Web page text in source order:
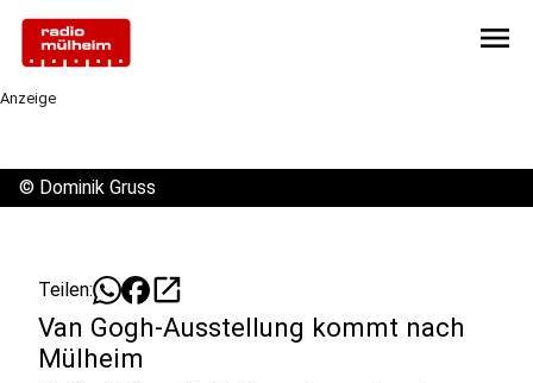
menu
Anzeige
© Dominik Gruss
Teilen: open_in_new
Van Gogh-Ausstellung kommt nach
Mülheim